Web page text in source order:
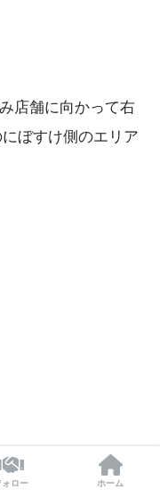
店舗に向かって右
ぼすけ側のエリア
ォロー ホーム